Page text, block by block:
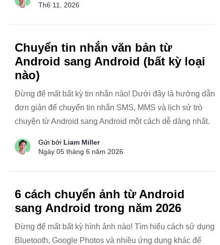
Th6 11, 2026
Chuyển tin nhắn văn bản từ
Android sang Android (bất kỳ loại
nào)
Đừng để mất bất kỳ tin nhắn nào! Dưới đây là hướng dẫn
đơn giản để chuyển tin nhắn SMS, MMS và lịch sử trò
chuyện từ Android sang Android một cách dễ dàng nhất.
Gửi bởi Liam Miller
Ngày 05 tháng 6 năm 2026
6 cách chuyển ảnh từ Android
sang Android trong năm 2026
Đừng để mất bất kỳ hình ảnh nào! Tìm hiểu cách sử dụng
Bluetooth, Google Photos và nhiều ứng dụng khác để